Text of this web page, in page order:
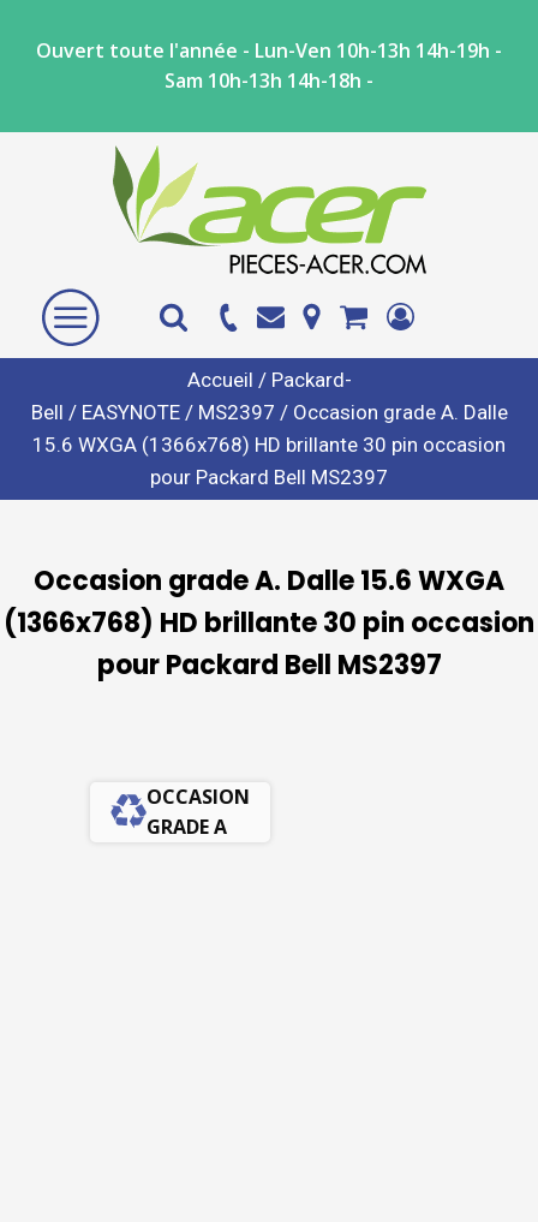
Ouvert toute l'année - Lun-Ven 10h-13h 14h-19h -
Sam 10h-13h 14h-18h -
Accueil / Packard-
Bell / EASYNOTE/ MS2397 / Occasion grade A. Dalle
15.6 WXGA (1366x768) HD brillante 30 pin occasion
pour Packard Bell MS2397
Occasion grade A. Dalle 15.6 WXGA
(1366x768) HD brillante 30 pin occasion
pour Packard Bell MS2397
OCCASION
GRADE A